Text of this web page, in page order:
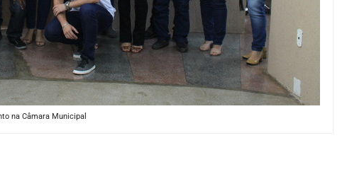
na Câmara Municipal